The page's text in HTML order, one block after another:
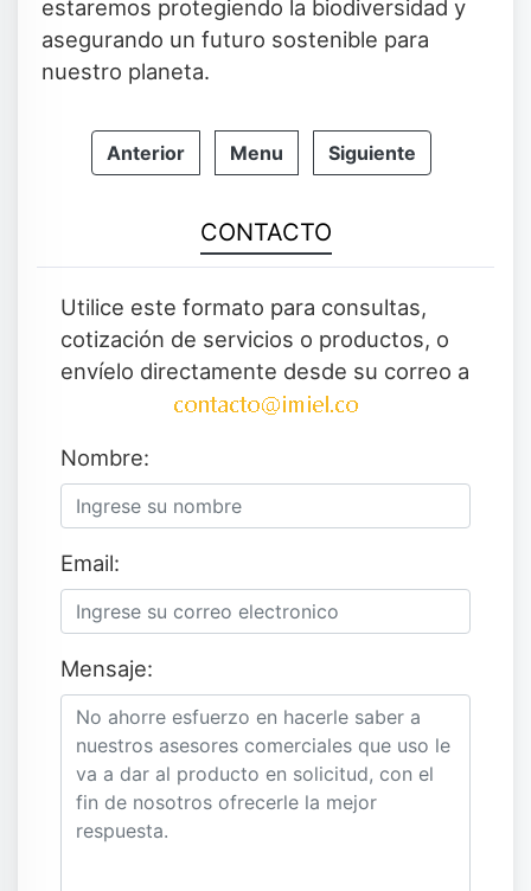
estaremos protegiendo la biodiversidad y
asegurando un futuro sostenible para
nuestro planeta.
Anterior Menu Siguiente
CONTACTO
Utilice este formato para consultas,
cotización de servicios o productos, o
envíelo directamente desde su correo a
Nombre:
Email:
Mensaje: